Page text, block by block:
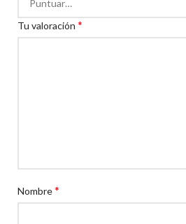
Tu valoración *
Nombre*